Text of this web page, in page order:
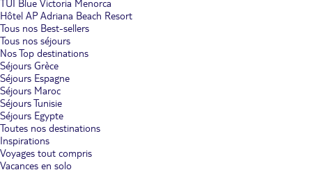
TUI Blue Victoria Menorca
Hôtel AP Adriana Beach Resort
Tous nos Best-sellers
Tous nos séjours
Nos Top destinations
Séjours Grèce
Séjours Espagne
Séjours Maroc
Séjours Tunisie
Séjours Egypte
Toutes nos destinations
Inspirations
Voyages tout compris
Vacances en solo